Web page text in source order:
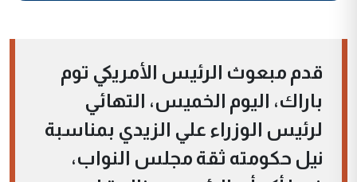
قدم مبعوث الرئيس الأمريكي توم
باراك، اليوم الخميس، التهائي
لرئيس الوزراء علي الزيدي بمناسبة
نيل حكومته ثقة مجلس النواب،